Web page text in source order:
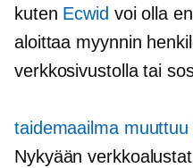
kuten Ecwid voi olla
aloittaa myynnin
verkkosivustolla tai
taidemaailma
Nykyään